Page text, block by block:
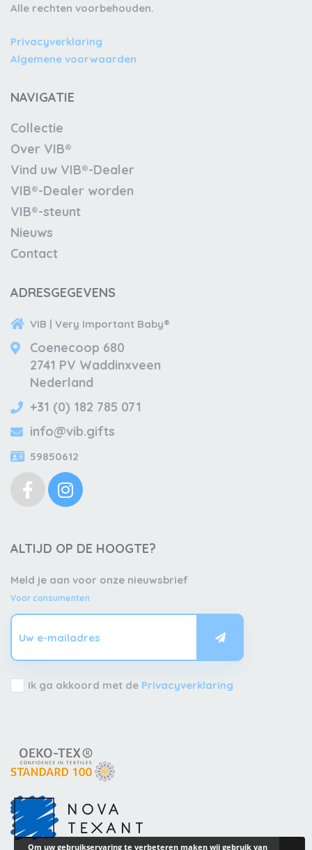
Om uw gebruikservaring te verbeteren maken wij gebruik van
Alle rechten voorbehouden.
Privacyverklaring
Algemene voorwaarden
NAVIGATIE
Collectie
Over VIB®
Vind uw VIB®-Dealer
VIB®-Dealer worden
VIB®-steunt
Nieuws
Contact
ADRESGEGEVENS
VIB | Very Important Baby®
Coenecoop 680
2741 PV Waddinxveen
Nederland
+31 (0) 182 785 071
info@vib.gifts
59850612
ALTIJD OP DE HOOGTE?
Meld je aan voor onze nieuwsbrief
Voor consumenten
Ik ga akkoord met de Privacyverklaring